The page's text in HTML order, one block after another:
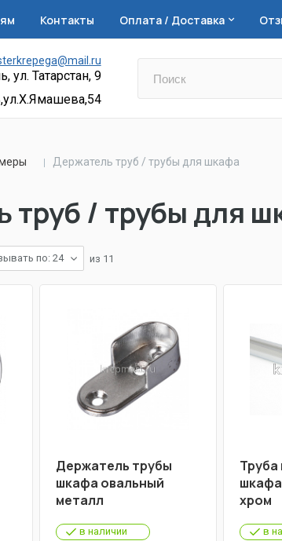
Контакты Оплата / Доставка
ул. Татарстан, 9
Держатель труб / трубы для шкафа
труб / трубы для
по: 24 из 11
Держатель трубы
шкафа овальный
металл
в наличии
Труба
хром
в